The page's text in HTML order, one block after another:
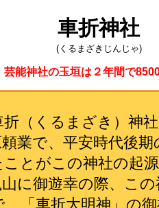
車折神社
(くるまざきじんじゃ)
芸能神社の玉垣は２年間で
（くるまざき）神
業で、平安時代後
とがこの神社の起
に御遊幸の際、こ
「車折大明神」の